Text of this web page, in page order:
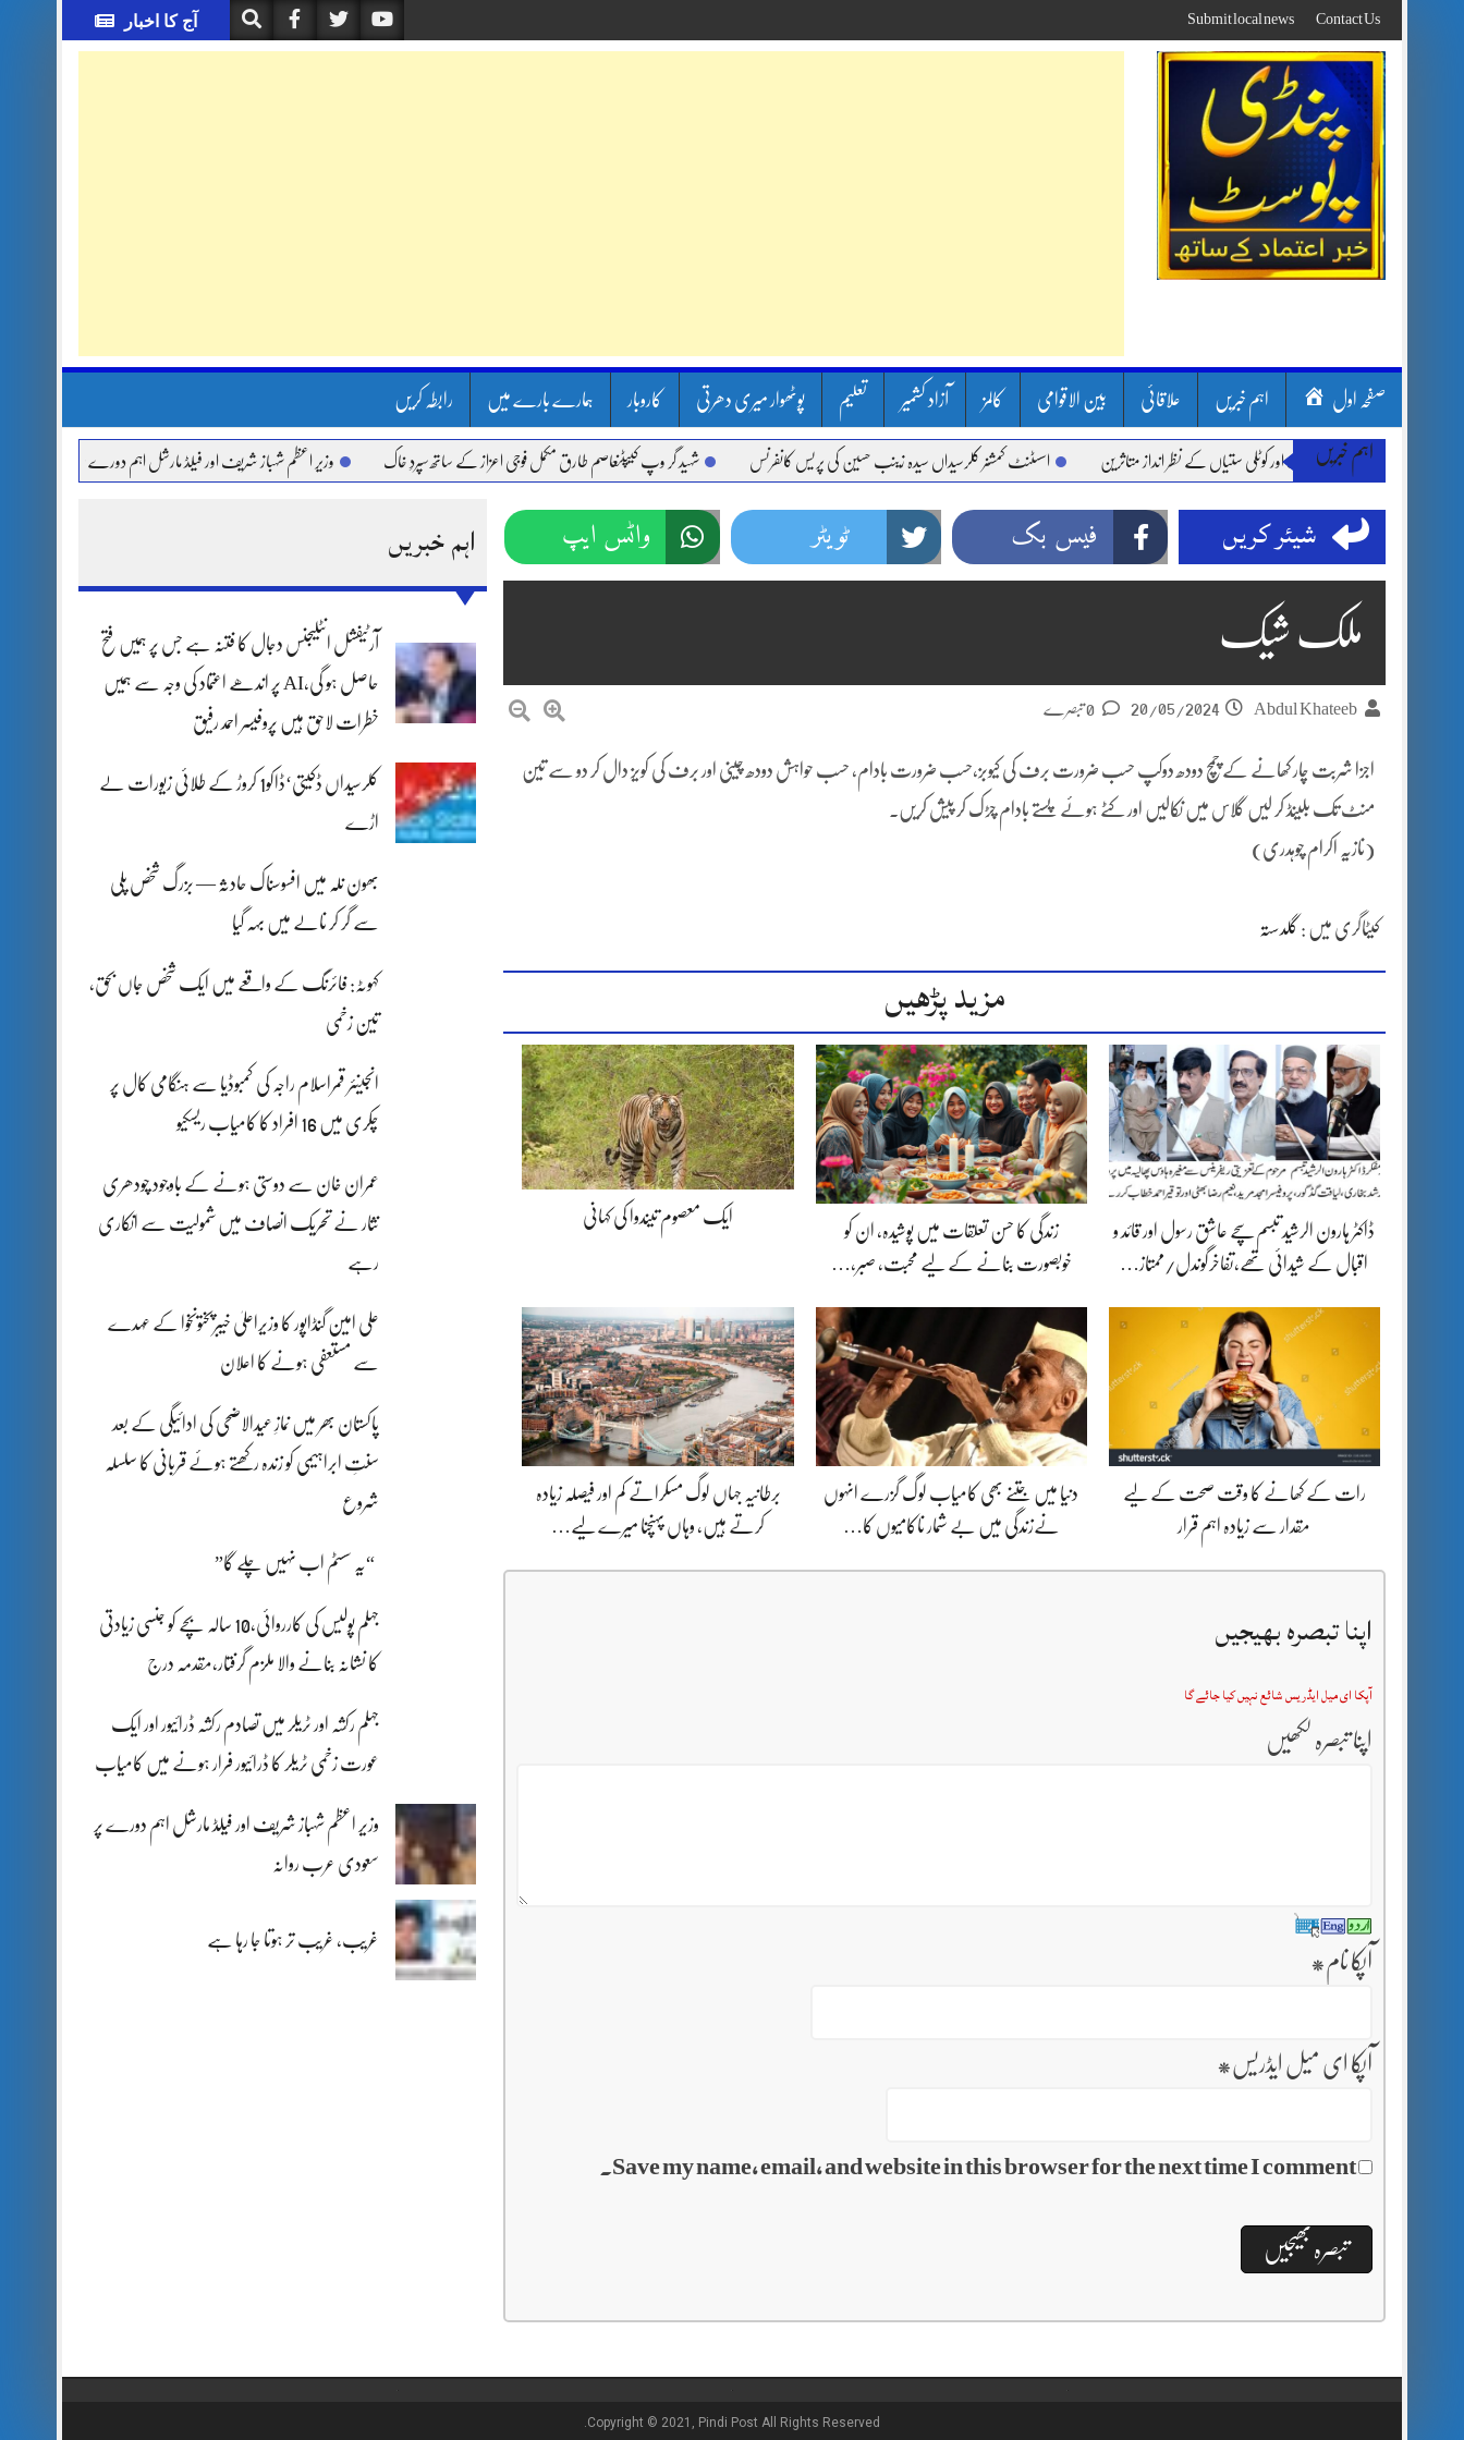
to
content
آج کا اخبار Contact Us
Submit local news
صفحہ اول اہم خبریں علاقائی بین الاقوامی کالمز آزاد کشمیر تعلیم پوٹھوار میری دھرتی کاروبار ہمارے بارے میں رابطہ کریں
اہم خبریں
بارشیں، لینڈ سلائیڈنگ اور کوٹلی ستیاں کے نظر انداز متاثرین اسسٹنٹ کمشنر کلرسیداں سیدہ زینب حسین کی پریس کانفرنس شہید گر وپ کیپٹنعاصم طارق مکمل فوجی اعزاز کے ساتھ سپردِ خاک وزیر اعظم شہباز شریف اور فیلڈ مارشل اہم دورے پر سعودی عرب روانہ
اہم خبریں
آرٹیفشل انٹلیجنس دجال کا فتنہ ہے جس پر ہمیں فتح
حاصل ہو گی،AI پر اندھے اعتماد کی وجہ سے ہمیں
خطرات لاحق ہیں پروفیسر احمد رفیق
کلرسیداں ڈکیتی‘ڈاکو1 کروڑ کے طلائی زیورات لے
اڑے
بھون نلہ میں افسوسناک حادثہ — بزرگ شخص پلی
سے گر کر نالے میں بہہ گیا
کہوٹہ: فائرنگ کے واقعے میں ایک شخص جاں بحق،
تین زخمی
انجینئر قمراسلام راجہ کی کمبوڈیا سے ہنگامی کال پر
چکری میں 16 افراد کا کامیاب ریسکیو
عمران خان سے دوستی ہونے کے باوجود چودھری
نثار نے تحریک انصاف میں شمولیت سے انکاری
رہے
علی امین گنڈاپور کا وزیراعلیٰ خیبرپختونخوا کے عہدے
سے مستعفی ہونے کا اعلان
پاکستان بھر میں نمازِ عیدالاضحی کی ادائیگی کے بعد
سنتِ ابراہیمی کو زندہ رکھتے ہوئے قربانی کا سلسلہ
شروع
“یہ سسٹم اب نہیں چلے گا”
جہلم پولیس کی کارروائی،10 سالہ بچے کو جنسی زیادتی
کا نشانہ بنانے والا ملزم گرفتار،مقدمہ درج
جہلم رکشہ اور ٹریلر میں تصادم رکشہ ڈرائیور اور ایک
عورت زخمی ٹریلر کا ڈرائیور فرار ہونے میں کامیاب
وزیر اعظم شہباز شریف اور فیلڈ مارشل اہم دورے پر
سعودی عرب روانہ
غریب، غریب تر ہوتا جا رہا ہے
شیئر کریں فیس بک ٹویٹر واٹس ایپ
ملک شیک
Abdul Khateeb
20/05/2024
اجزا شربت چار کھانے کے چمچ دودھ دوکپ حسب ضرورت برف کی کیوبز،حسب ضرورت بادام، حسب حواہش دودھ چینی اور برف کی کویز دال کر دو سے تین
منٹ تک بلینڈ کر لیں گلاس میں نکالیں اور کٹے ہوئے پستے بادام چڑک کر پیش کریں۔
(نازیہ اکرام چوہدری)
کیٹاگری میں : گلدستہ
مزید پڑھیں
ڈاکٹر ہارون الرشید تبسم سچے عاشق رسول اور قائد و
اقبال کے شیدائی تھے،تفاخرگوندل/ممتاز…
زندگی کا حسن تعلقات میں پوشیدہ, ان کو
خوبصورت بنانے کے لیے محبت، صبر،…
ایک معصوم تیندوا کی کہانی
رات کے کھانے کا وقت صحت کے لیے
مقدار سے زیادہ اہم قرار
دنیا میں جتنے بھی کامیاب لوگ گزرے انہوں
نےزندگی میں بے شمار ناکامیوں کا…
برطانیہ جہاں لوگ مسکراتے کم اور فیصلہ زیادہ
کرتے ہیں، وہاں پہنچنا میرے لیے…
اپنا تبصرہ بھیجیں
آپکا ای میل ایڈریس شائع نہیں کیا جائے گا
اپنا تبصرہ لکھیں
آپکا نام *
آپکا ای میل ایڈریس *
Save my name, email, and website in this browser for the next time I comment.
Copyright © 2021, Pindi Post All Rights Reserved.